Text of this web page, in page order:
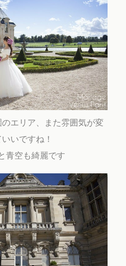
エリア、また雰囲気が変
いですね！
青空も綺麗です